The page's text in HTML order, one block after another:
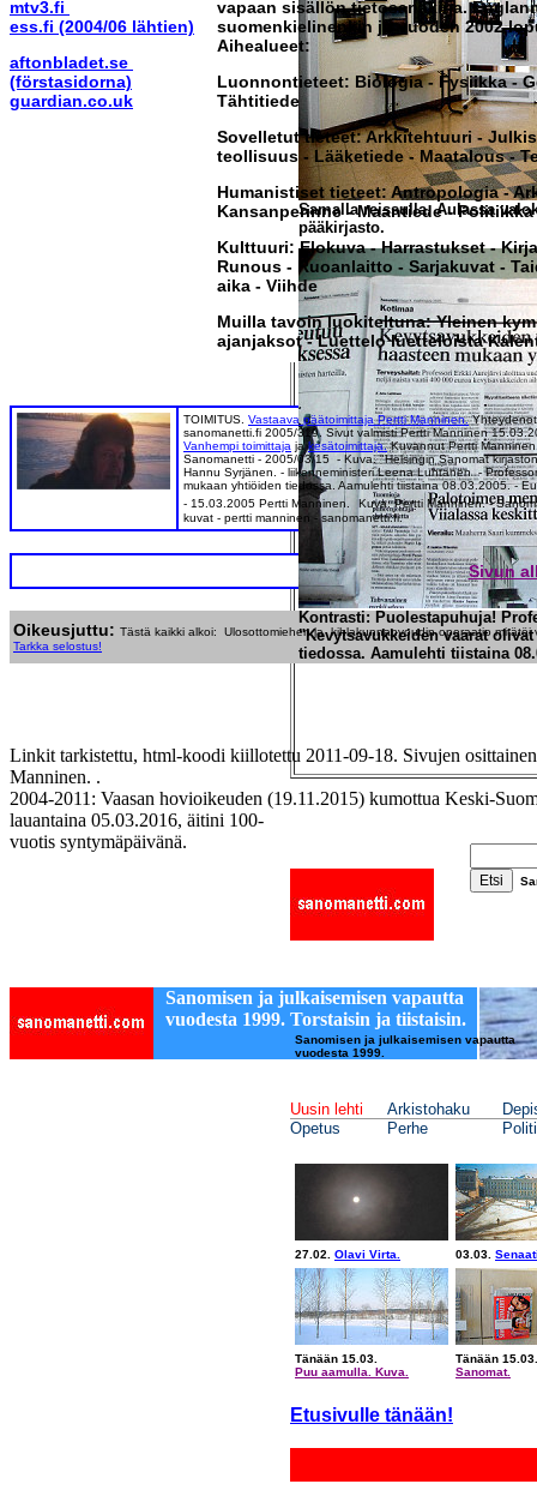
Samalla reissulla. Aulassa
pääkirjasto.
Kontrasti: Puolestapuhuja!
"Kevytsavukkeiden vaarat
tiedossa. Aamulehti tiistaina
Sanomisen ja julkaisemisen vapautta
vuodesta 1999.
Uusin lehti Arkistohaku
Opetus
Perhe
27.02. Olavi Virta. 03.03.
Tänään 15.03.
Puu aamulla. Kuva.
Tänään 15.03.
Sanomat.
Etusivulle tänään!
Sanomisen ja julkaisemisen vapautta
vuodesta 1999. Torstaisin ja tiistaisin.
mtv3.fi
ess.fi (2004/06 lähtien)
aftonbladet.se
(förstasidorna)
guardian.co.uk
vapaan sisällön tietosanakirja.
suomenkielinenkin jo vuoden 2002
Aihealueet:
Luonnontieteet: Biologia - Fysiikka -
Tähtitiede
Sovelletut tieteet: Arkkitehtuuri -
teollisuus - Lääketiede - Maatalous -
Humanistiset tieteet: Antropologia -
Kansanperinne - Maantiede -
Kulttuuri: Elokuva - Harrastukset -
Runous - Ruoanlaitto - Sarjakuvat -
aika - Viihde
Muilla tavoin luokiteltuna: Yleinen
ajanjaksot - Luettelo luetteloista
TOIMITUS. Vastaava päätoimittaja Pertti Manninen.
sanomanetti.fi 2005/319. Sivut valmisti Pertti Manninen
Vanhempi toimittaja jakesätoimittaja.Kuvannut Pertti
Sanomanetti - 2005/03/15 - Kuva. "Helsingin Sanomat
Hannu Syrjänen. - liikenneministeri Leena Luhtanen -
mukaan yhtiöiden tiedossa. Aamulehti tiistaina 08.03.2005. -
- 15.03.2005 Pertti Manninen.
Kuva: Pertti Manninen. -
kuvat - pertti manninen - sanomanetti.fi.
Sivun
Oikeusjuttu: Tästä kaikki alkoi: Ulosottomiehen ja kihlakunnanvoudin operaatio
Tarkka selostus!
Linkit tarkistettu, html-koodi kiillotettu 2011-09-18. Sivujen
Manninen. .
2004-2011: Vaasan hovioikeuden (19.11.2015) kumottua Keski-
lauantaina 05.03.2016, äitini 100-
vuotis syntymäpäivänä.